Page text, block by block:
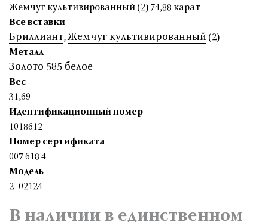
Жемчуг культивированный (2) 74,88 карат
Все вставки
Бриллиант,Жемчуг культивированный (2)
Металл
Золото 585 белое
Вес
31,69
Идентификационный номер
1018612
Номер сертификата
007 618 4
Модель
2_02124
В наличии в единственном